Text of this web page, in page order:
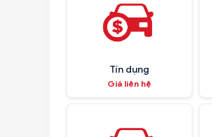
Tín dụng
Giá liên hệ